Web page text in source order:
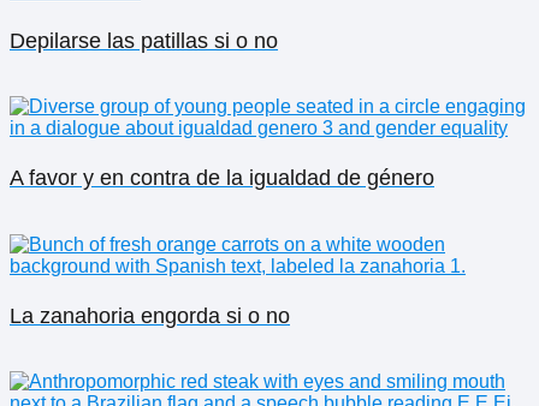
Depilarse las patillas si o no
A favor y en contra de la igualdad de género
La zanahoria engorda si o no